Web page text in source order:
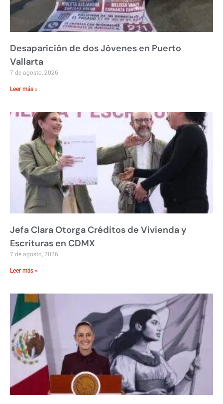
Desaparición de dos Jóvenes en Puerto
Vallarta
7 de agosto, 2026
Leer más »
Jefa Clara Otorga Créditos de Vivienda y
Escrituras en CDMX
7 de agosto, 2026
Leer más »